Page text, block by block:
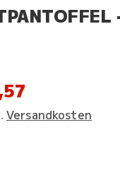
Versandkosten